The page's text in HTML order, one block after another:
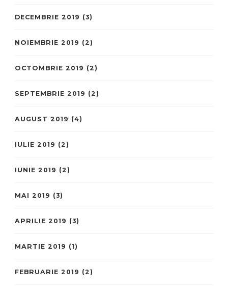
DECEMBRIE 2019 (3)
NOIEMBRIE 2019 (2)
OCTOMBRIE 2019 (2)
SEPTEMBRIE 2019 (2)
AUGUST 2019 (4)
IULIE 2019 (2)
IUNIE 2019 (2)
MAI 2019 (3)
APRILIE 2019 (3)
MARTIE 2019 (1)
FEBRUARIE 2019 (2)